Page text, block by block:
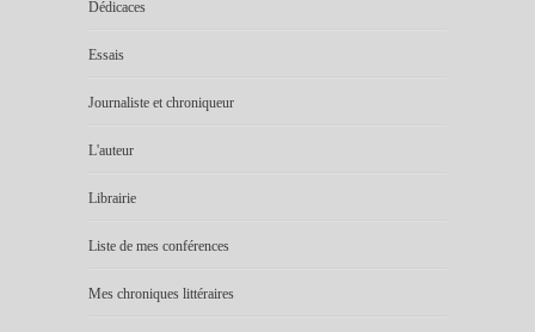
Dédicaces
Essais
Journaliste et chroniqueur
L'auteur
Librairie
Liste de mes conférences
Mes chroniques littéraires